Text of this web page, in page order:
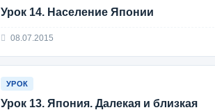
Урок 14. Население Японии
08.07.2015
УРОК
Урок 13. Япония. Далекая и близкая